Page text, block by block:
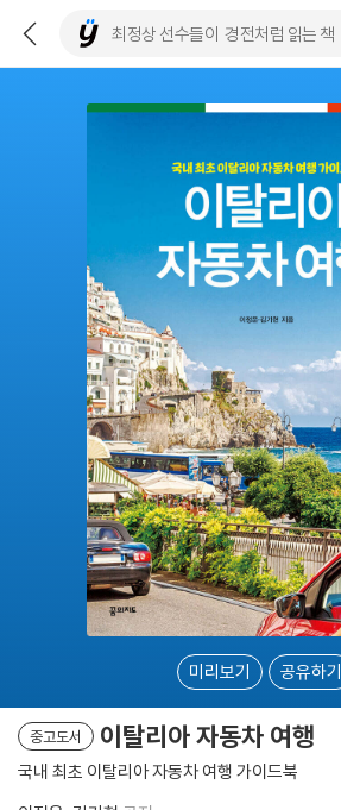
미리보기 공유하기
중고도서 이탈리아 자동차 여행
국내 최초 이탈리아 자동차 여행 가이드북